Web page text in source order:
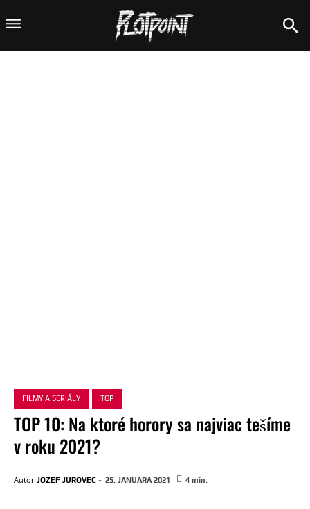
FILMY A SERIÁLY TOP
TOP 10: Na ktoré horory sa najviac tešíme
v roku 2021?
Autor JOZEF JUROVEC - 25. JANUÁRA 2021 4 min.